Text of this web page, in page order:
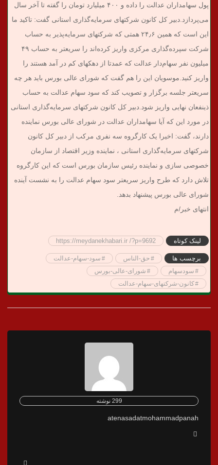
پول سهامداران عدالت را داده و ۴۰۰ میلیارد تومان را گفته تا آخر سال
می‌پردازد. دبیر کل کانون شرکتهای سرمایه‌گذاری استانی گفت: تاکید ما
این است که همین ۲۴٫۶ همتی که شرکتهای سرمایه‌پذیر به حساب
شرکت سپرده‌گذاری مرکزی واریز کرده‌اند را سریعتر به حساب ۴۹
میلیون نفر سهام‌دار عدالت که عمدتا از دهکهای کم در آمد هستند را
واریز کنید. موسویان این را هم گفت که شورای عالی بورس باید هر چه
سریعتر جلسه برگزار و تصویب کند که سود سهام عدالت به حساب
ذینفعان نهایی واریز شود. دبیر کل کانون شرکتهای سرمایه‌گذاری استانی
در مورد این که آیا سهامداران عدالت در شورای عالی بورس نماینده
دارند،‌ گفت: اخیرا یک کارگروه سه نفری مرکب از دبیر کل کانون
شرکتهای سرمایه‌گذاری استانی ، نماینده وزیر اقتصاد از سازمان
خصوصی سازی و نماینده رئیس سازمان بورس است که این کارگروه
تلاش دارد که طرح واریز سریعتر سود سهام عدالت را به نشست آینده
شورای عالی بورس پیشنهاد بدهد.
انتهای خبر/م
لینک کوتاه https://meydanekhabari.ir /?p=9692
برچسب ها حق-الناس
سود-سهام-عدالت
سودسهام
شورای-عالی-بورس
کانون-شرکتهای-سهام-عدالت
299 نوشته
atenasadatmohammadpanah